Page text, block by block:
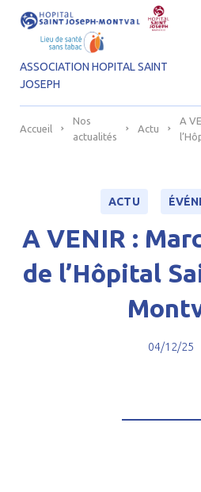
Aller au contenu
ASSOCIATION HOPITAL SAINT
JOSEPH
Accueil
Nos
actualités
Actu
A
ACTU
A VENIR :
de l’Hôpital
04/12/25